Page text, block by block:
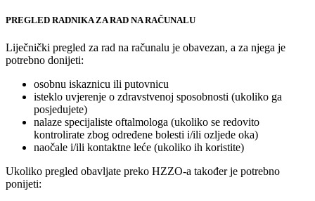
PREGLED RADNIKA ZA RAD NA RAČUNALU
Liječnički pregled za rad na računalu je obavezan, a za njega je
potrebno donijeti:
osobnu iskaznicu ili putovnicu
isteklo uvjerenje o zdravstvenoj sposobnosti (ukoliko ga
posjedujete)
nalaze specijaliste oftalmologa (ukoliko se redovito
kontrolirate zbog određene bolesti i/ili ozljede oka)
naočale i/ili kontaktne leće (ukoliko ih koristite)
Ukoliko pregled obavljate preko HZZO-a također je potrebno
ponijeti: